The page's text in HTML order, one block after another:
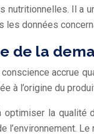
nutritionnelles. Il a
les données
de la
accrue
à l’origine du
optimiser la
l’environnement.